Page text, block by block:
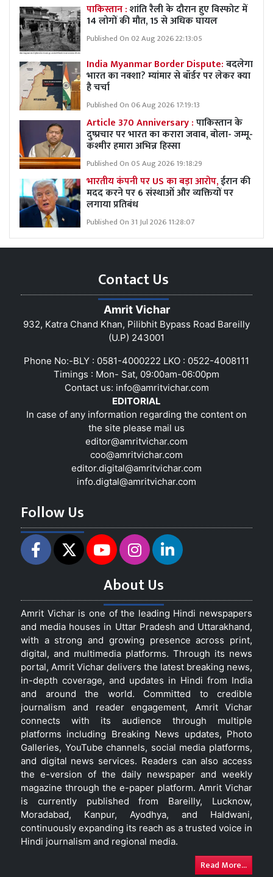
पाकिस्तान :शांति रैली के दौरान हुए विस्फोट में
14 लोगों की मौत, 15 से अधिक घायल
Published On 02 Aug 2026 22:13:05
India Myanmar Border Dispute:बदलेगा
भारत का नक्शा? म्यांमार से बॉर्डर पर लेकर क्या
है चर्चा
Published On 06 Aug 2026 17:19:13
Article 370 Anniversary :पाकिस्तान के
दुष्प्रचार पर भारत का करारा जवाब, बोला- जम्मू-
कश्मीर हमारा अभिन्न हिस्सा
Published On 05 Aug 2026 19:18:29
भारतीय कंपनी पर US का बड़ा आरोप,ईरान की
मदद करने पर 6 संस्थाओं और व्यक्तियों पर
लगाया प्रतिबंध
Published On 31 Jul 2026 11:28:07
Contact Us
Amrit Vichar
932, Katra Chand Khan, Pilibhit Bypass Road Bareilly
(U.P) 243001
Phone No:-BLY : 0581-4000222 LKO : 0522-4008111
Timings : Mon- Sat, 09:00am-06:00pm
Contact us: info@amritvichar.com
EDITORIAL
In case of any information regarding the content on
the site please mail us
editor@amritvichar.com
coo@amritvichar.com
editor.digital@amritvichar.com
info.digtal@amritvichar.com
Follow Us
About Us
Amrit Vichar is one of the leading Hindi newspapers
and media houses in Uttar Pradesh and Uttarakhand,
with a strong and growing presence across print,
digital, and multimedia platforms. Through its news
portal, Amrit Vichar delivers the latest breaking news,
in-depth coverage, and updates in Hindi from India
and around the world. Committed to credible
journalism and reader engagement, Amrit Vichar
connects with its audience through multiple
platforms including Breaking News updates, Photo
Galleries, YouTube channels, social media platforms,
and digital news services. Readers can also access
the e-version of the daily newspaper and weekly
magazine through the e-paper platform. Amrit Vichar
is currently published from Bareilly, Lucknow,
Moradabad, Kanpur, Ayodhya, and Haldwani,
continuously expanding its reach as a trusted voice in
Hindi journalism and regional media.
Read More...